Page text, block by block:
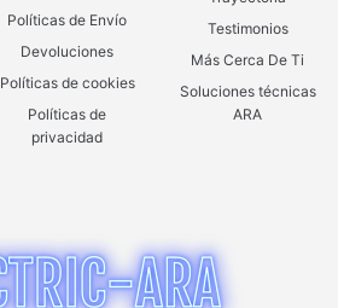
Políticas de Envío
Devoluciones
Políticas de cookies
Políticas de
privacidad
Testimonios
Más Cerca De Ti
Soluciones técnicas
ARA